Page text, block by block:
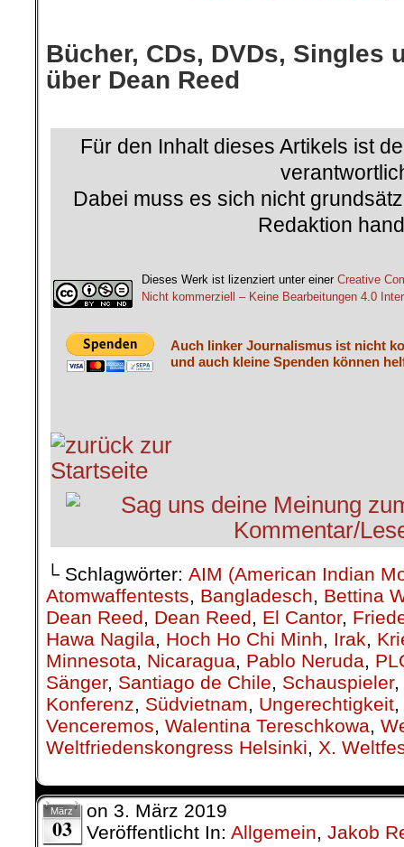
Bücher, CDs, DVDs, Singles
über Dean Reed
Für den Inhalt dieses Artikels ist
Dabei muss es sich nicht
Redaktion
Dieses Werk ist lizenziert unter einer Creative
Nicht kommerziell – Keine Bearbeitungen 4.0
Auch linker Journalismus ist nicht
und auch kleine Spenden können
└ Schlagwörter: AIM (American Indian
Atomwaffentests, Bangladesch, Bettina
Dean Reed, Dean Reed, El Cantor,
Hawa Nagila, Hoch Ho Chi Minh, Irak,
Minnesota, Nicaragua, Pablo Neruda,
Sänger, Santiago de Chile, Schauspieler,
Konferenz, Südvietnam, Ungerechtigkeit,
Venceremos, Walentina Tereschkowa,
Weltfriedenskongress Helsinki, X.
März
03
on 3. März 2019
Veröffentlicht In: Allgemein, Jakob